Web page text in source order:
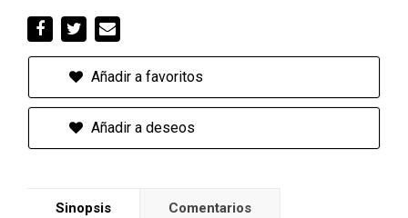
Añadir a favoritos
Añadir a deseos
Sinopsis Comentarios